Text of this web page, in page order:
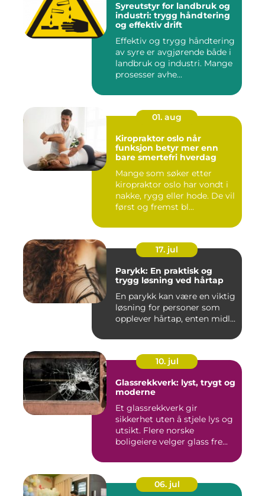
Syreutstyr for landbruk og
industri: trygg håndtering
og effektiv drift
Effektiv og trygg håndtering
av syre er avgjørende både i
landbruk og industri. Mange
prosesser avhe...
01. aug
Kiropraktor oslo når
funksjon betyr mer enn
bare smertefri hverdag
Mange som søker etter
kiropraktor oslo har vondt i
nakke, rygg eller hode. De vil
først og fremst bl...
17. jul
Parykk: En praktisk og
trygg løsning ved hårtap
En parykk kan være en viktig
løsning for personer som
opplever hårtap, enten midl...
10. jul
Glassrekkverk: lyst, trygt og
moderne
Et glassrekkverk gir
sikkerhet uten å stjele lys og
utsikt. Flere norske
boligeiere velger glass fre...
06. jul